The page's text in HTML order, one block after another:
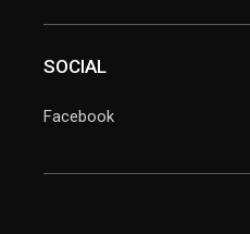
SOCIAL
Facebook